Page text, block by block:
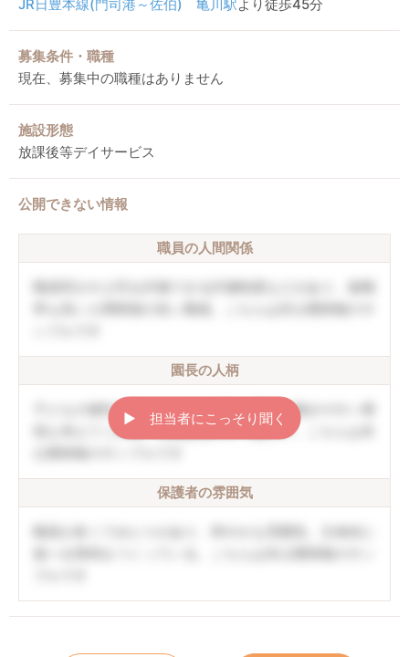
JR日豊本線(門司港～佐伯)
亀川駅より徒歩45分
募集条件・職種
現在、募集中の職種はありません
施設形態
放課後等デイサービス
公開できない情報
職員の人間関係
園長の人柄
子どもの個性を伸ばしていく方針。職員の働きやすい環
境も考えてくれる。口調は穏やかで優しい。こちらは非
保護者の雰囲気
▶︎ 担当者にこっそり聞く